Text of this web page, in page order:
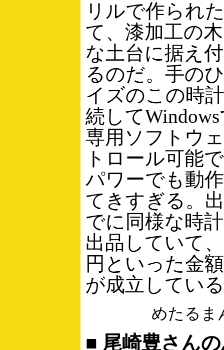
リルで作られ
て、漆加工の
な土台に据え
るのだ。手の
イズのこの時
続して
専用ソフトウ
トロール可能
パワーでも動
てきすぎる。
でに同様な時
出品していて
円といった金
が成立してい
めたるま
■ 尾崎豊さん